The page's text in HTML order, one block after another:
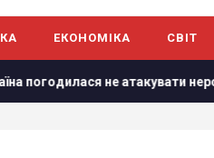
ЕКОНОМІКА СВІТ
неросійські танкери з